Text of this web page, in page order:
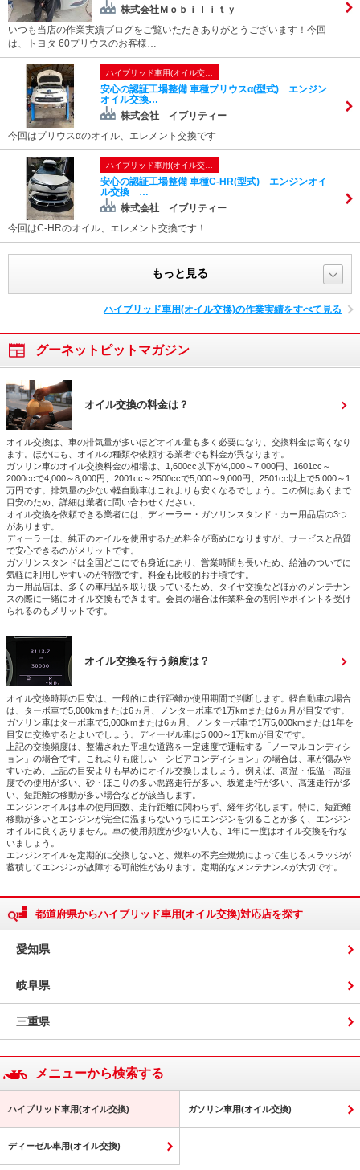
株式会社Ｍｏｂｉｌｉｔｙ
​いつも当店の作業実績ブログをご覧いただきありがとうございます！​今回
は、トヨタ 60プリウスのお客様…
ハイブリッド車用(オイル交…
安心の認証工場整備 車種プリウスα(型式) エンジン
オイル交換…
株式会社 イブリティー
今回はプリウスαのオイル、エレメント交換です
ハイブリッド車用(オイル交…
安心の認証工場整備 車種C-HR(型式) エンジンオイ
ル交換 …
株式会社 イブリティー
今回はC-HRのオイル、エレメント交換です！
もっと見る
ハイブリッド車用(オイル交換)の作業実績をすべて見る
グーネットピットマガジン
オイル交換の料金は？
オイル交換は、車の排気量が多いほどオイル量も多く必要になり、交換料金は高くなり
ます。ほかにも、オイルの種類や依頼する業者でも料金が異なります。
ガソリン車のオイル交換料金の相場は、1,600cc以下が4,000～7,000円、1601cc～
2000ccで4,000～8,000円、2001cc～2500ccで5,000～9,000円、2501cc以上で5,000～1
万円です。排気量の少ない軽自動車はこれよりも安くなるでしょう。この例はあくまで
目安のため、詳細は業者に問い合わせください。
オイル交換を依頼できる業者には、ディーラー・ガソリンスタンド・カー用品店の3つ
があります。
ディーラーは、純正のオイルを使用するため料金が高めになりますが、サービスと品質
で安心できるのがメリットです。
ガソリンスタンドは全国どこにでも身近にあり、営業時間も長いため、給油のついでに
気軽に利用しやすいのが特徴です。料金も比較的お手頃です。
カー用品店は、多くの車用品を取り扱っているため、タイヤ交換などほかのメンテナン
スの際に一緒にオイル交換もできます。会員の場合は作業料金の割引やポイントを受け
られるのもメリットです。
オイル交換を行う頻度は？
オイル交換時期の目安は、一般的に走行距離か使用期間で判断します。軽自動車の場合
は、ターボ車で5,000kmまたは6ヵ月、ノンターボ車で1万kmまたは6ヵ月が目安です。
ガソリン車はターボ車で5,000kmまたは6ヵ月、ノンターボ車で1万5,000kmまたは1年を
目安に交換するとよいでしょう。ディーゼル車は5,000～1万kmが目安です。
上記の交換頻度は、整備された平坦な道路を一定速度で運転する「ノーマルコンディシ
ョン」の場合です。これよりも厳しい「シビアコンディション」の場合は、車が傷みや
すいため、上記の目安よりも早めにオイル交換しましょう。例えば、高温・低温・高湿
度での使用が多い、砂・ほこりの多い悪路走行が多い、坂道走行が多い、高速走行が多
い、短距離の移動が多い場合などが該当します。
エンジンオイルは車の使用回数、走行距離に関わらず、経年劣化します。特に、短距離
移動が多いとエンジンが完全に温まらないうちにエンジンを切ることが多く、エンジン
オイルに良くありません。車の使用頻度が少ない人も、1年に一度はオイル交換を行な
いましょう。
エンジンオイルを定期的に交換しないと、燃料の不完全燃焼によって生じるスラッジが
蓄積してエンジンが故障する可能性があります。定期的なメンテナンスが大切です。
都道府県からハイブリッド車用(オイル交換)対応店を探す
愛知県
岐阜県
三重県
メニューから検索する
ハイブリッド車用(オイル交換) ガソリン車用(オイル交換)
ディーゼル車用(オイル交換)